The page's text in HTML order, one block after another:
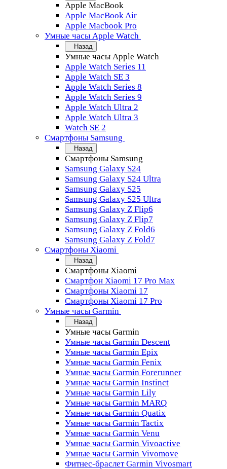
Apple MacBook
Apple MacBook Air
Apple Macbook Pro
Умные часы Apple Watch
Назад
Умные часы Apple Watch
Apple Watch Series 11
Apple Watch SE 3
Apple Watch Series 8
Apple Watch Series 9
Apple Watch Ultra 2
Apple Watch Ultra 3
Watch SE 2
Смартфоны Samsung
Назад
Смартфоны Samsung
Samsung Galaxy S24
Samsung Galaxy S24 Ultra
Samsung Galaxy S25
Samsung Galaxy S25 Ultra
Samsung Galaxy Z Flip6
Samsung Galaxy Z Flip7
Samsung Galaxy Z Fold6
Samsung Galaxy Z Fold7
Смартфоны Xiaomi
Назад
Смартфоны Xiaomi
Смартфон Xiaomi 17 Pro Max
Смартфоны Xiaomi 17
Смартфоны Xiaomi 17 Pro
Умные часы Garmin
Назад
Умные часы Garmin
Умные часы Garmin Descent
Умные часы Garmin Epix
Умные часы Garmin Fenix
Умные часы Garmin Forerunner
Умные часы Garmin Instinct
Умные часы Garmin Lily
Умные часы Garmin MARQ
Умные часы Garmin Quatix
Умные часы Garmin Tactix
Умные часы Garmin Venu
Умные часы Garmin Vivoactive
Умные часы Garmin Vivomove
Фитнес-браслет Garmin Vivosmart